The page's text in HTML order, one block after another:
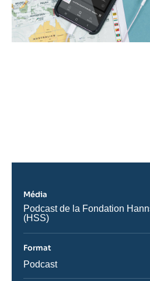
Média
Nom
du
revue
ou
Podcast de la Fondation
(HSS)
Format
Catégorie
Podcast